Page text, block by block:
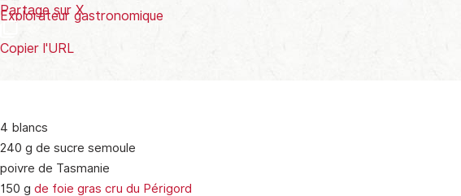
Explorateur gastronomique
Partage sur X
Copier l'URL
4 blancs
240 g de sucre semoule
poivre de Tasmanie
150 g de foie gras cru du Périgord